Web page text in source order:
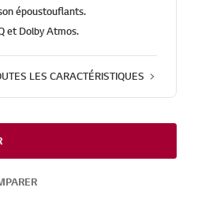
époustouflants.
et Dolby Atmos.
LES CARACTÉRISTIQUES